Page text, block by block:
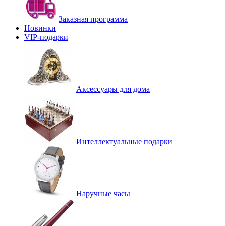
Заказная программа
Новинки
VIP-подарки
Аксессуары для дома
Интеллектуальные подарки
Наручные часы